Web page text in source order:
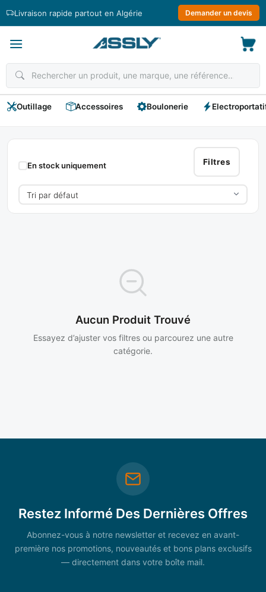
Livraison rapide partout en Algérie Demander un devis
Outillage Accessoires Boulonerie
KOOP
Filtres
En stock uniquement
Aucun Produit Trouvé
Essayez d’ajuster vos filtres ou parcourez une autre
catégorie.
Restez Informé Des Dernières Offres
Abonnez-vous à notre newsletter et recevez en avant-
première nos promotions, nouveautés et bons plans exclusifs
— directement dans votre boîte mail.